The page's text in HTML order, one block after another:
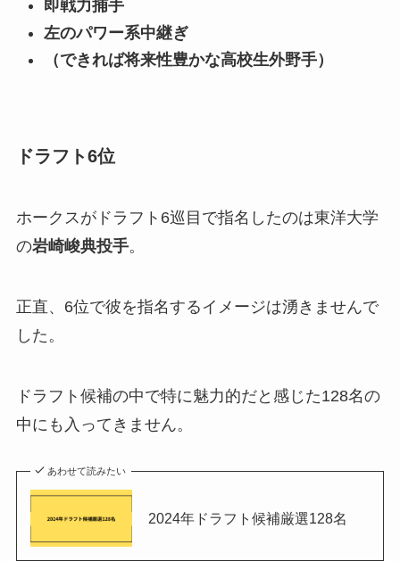
即戦力捕手
左のパワー系中継ぎ
（できれば将来性豊かな高校生外野手）
ドラフト6位
ホークスがドラフト6巡目で指名したのは東洋大学
の岩崎峻典投手。
正直、6位で彼を指名するイメージは湧きませんで
した。
ドラフト候補の中で特に魅力的だと感じた128名の
中にも入ってきません。
あわせて読みたい
2024年ドラフト候補厳選128名